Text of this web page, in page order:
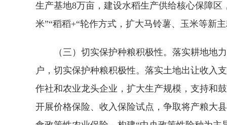
生产基地8万亩，建设水稻生产供给核心保障
米”“稻稻+“轮作方式，扩大马铃薯、玉米等新
（三）切实保护种粮积极性。落实耕地地力
户，切实保护种粮积极性。落实土地出让收入
作社和农业龙头企业，扩大生产规模，支持和
开展价格保险、收入保险试点，争取将产粮大